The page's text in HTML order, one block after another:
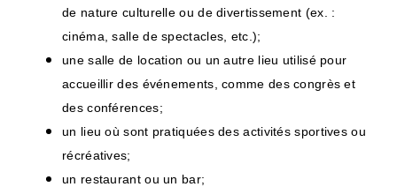
de nature culturelle ou de divertissement (ex. :
cinéma, salle de spectacles, etc.);
une salle de location ou un autre lieu utilisé pour
accueillir des événements, comme des congrès et
des conférences;
un lieu où sont pratiquées des activités sportives ou
récréatives;
un restaurant ou un bar;